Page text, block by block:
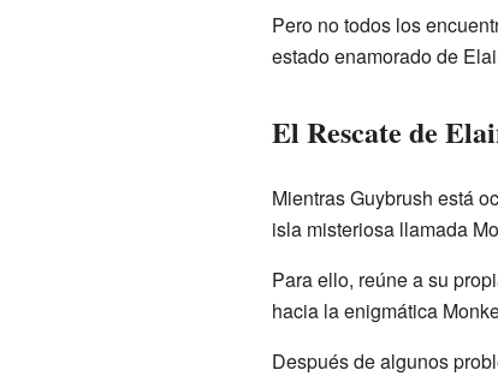
Pero no todos los
estado enamorado de
El Rescate de
Mientras Guybrush está
isla misteriosa llamada
Para ello, reúne a su
hacia la enigmática
Después de algunos